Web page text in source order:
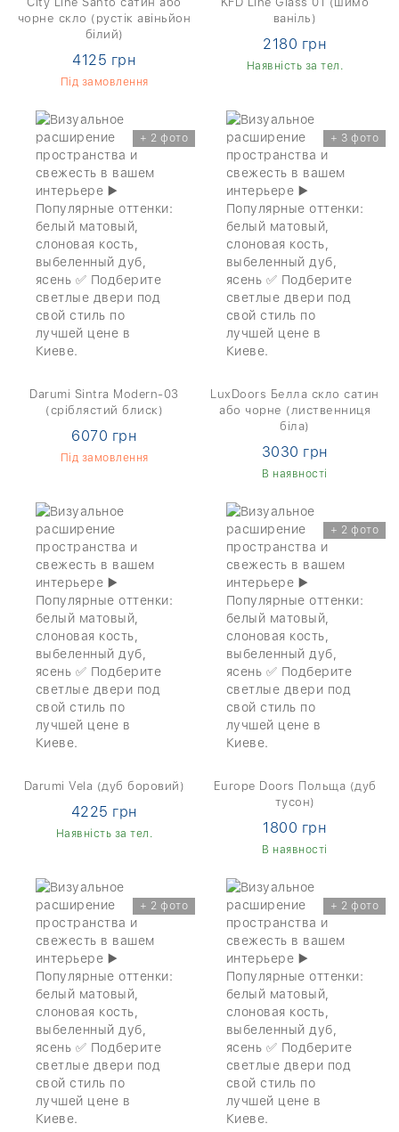
чорне скло (рустік авіньйон
білий)
4125 грн
Під замовлення
ваніль)
2180 грн
Наявність за тел.
+ 2 фото
Darumi Sintra Modern-03
(сріблястий блиск)
6070 грн
Під замовлення
+ 3 фото
LuxDoors Белла скло сатин
або чорне (лиственниця
біла)
3030 грн
В наявності
Darumi Vela (дуб боровий)
4225 грн
Наявність за тел.
+ 2 фото
Europe Doors Польща (дуб
тусон)
1800 грн
В наявності
+ 2 фото + 2 фото